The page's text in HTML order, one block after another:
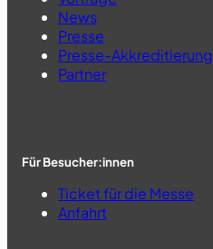
News
Presse
Presse-Akkreditierung
Partner
Für Besucher:innen
Ticket für die Messe
Anfahrt